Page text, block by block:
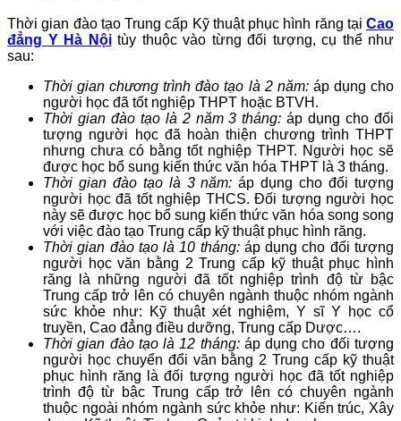
Thời gian đào tạo Trung cấp Kỹ thuật phục hình răng tại Cao
đẳng Y Hà Nộitùy thuộc vào từng đối tượng, cụ thể như
sau:
Thời gian chương trình đào tạo là 2 năm:áp dụng cho
người học đã tốt nghiệp THPT hoặc BTVH.
Thời gian đào tạo là 2 năm 3 tháng: áp dụng cho đối
tượng người học đã hoàn thiện chương trình THPT
nhưng chưa có bằng tốt nghiệp THPT. Người học sẽ
được học bổ sung kiến thức văn hóa THPT là 3 tháng.
Thời gian đào tạo là 3 năm: áp dụng cho đối tượng
người học đã tốt nghiệp THCS. Đối tượng người học
này sẽ được học bổ sung kiến thức văn hóa song song
với việc đào tạo Trung cấp kỹ thuật phục hình răng.
Thời gian đào tạo là 10 tháng:áp dụng cho đối tượng
người học văn bằng 2 Trung cấp kỹ thuật phục hình
răng là những người đã tốt nghiệp trình độ từ bậc
Trung cấp trở lên có chuyên ngành thuộc nhóm ngành
sức khỏe như: Kỹ thuật xét nghiệm, Y sĩ Y học cổ
truyền, Cao đẳng điều dưỡng, Trung cấp Dược….
Thời gian đào tạo là 12 tháng:áp dụng cho đối tượng
người học chuyển đổi văn bằng 2 Trung cấp kỹ thuật
phục hình răng là đối tượng người học đã tốt nghiệp
trình độ từ bậc Trung cấp trở lên có chuyên ngành
thuộc ngoài nhóm ngành sức khỏe như: Kiến trúc, Xây